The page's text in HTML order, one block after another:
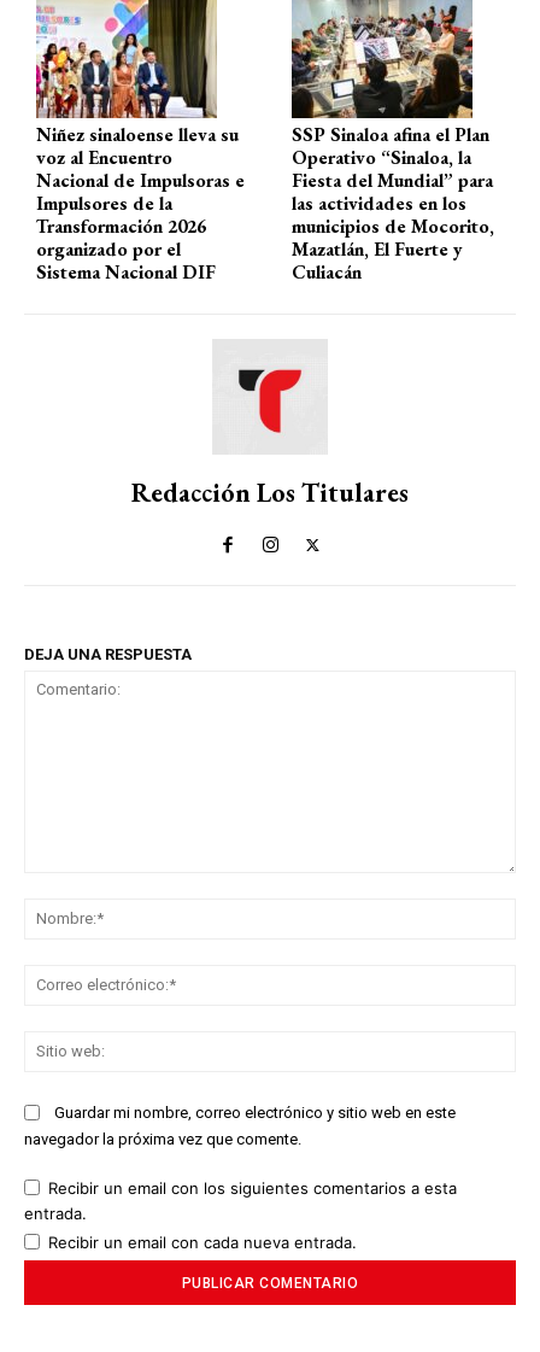
p
p
o
k
m tir
Niñez sinaloense lleva su
voz al Encuentro
Nacional de Impulsoras e
Impulsores de la
Transformación 2026
organizado por el
Sistema Nacional DIF
SSP Sinaloa afina el Plan
Operativo “Sinaloa, la
Fiesta del Mundial” para
las actividades en los
municipios de Mocorito,
Mazatlán, El Fuerte y
Culiacán
Redacción Los Titulares
DEJA UNA RESPUESTA
Guardar mi nombre, correo electrónico y sitio web en este
navegador la próxima vez que comente.
Recibir un email con los siguientes comentarios a esta
entrada.
Recibir un email con cada nueva entrada.